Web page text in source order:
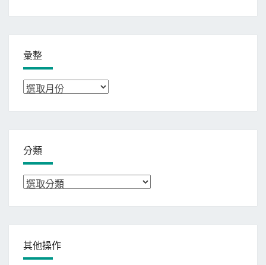
彙整
彙
分類
分
其他操作